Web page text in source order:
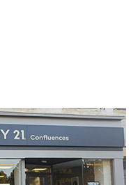
l'Eglise
- 58240